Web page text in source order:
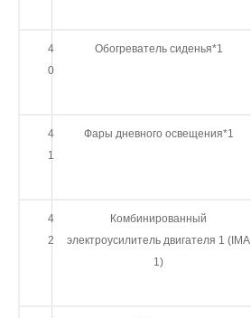
4
0
Обогреватель сиденья*1
4
1
Фары дневного освещения*1
4
2
Комбинированный
электроусилитель двигателя 1 (IMA
1)